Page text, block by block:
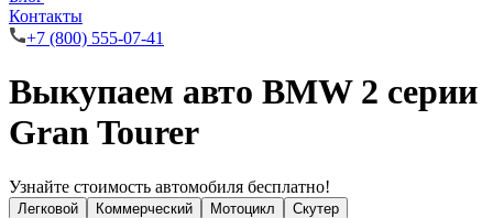
Контакты
+7 (800) 555-07-41
Выкупаем авто BMW 2 серии
Gran Tourer
Узнайте стоимость автомобиля бесплатно!
Легковой Коммерческий Мотоцикл Скутер